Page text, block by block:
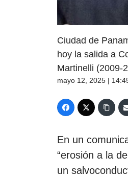
Ciudad de
hoy la salida a
Martinelli (2009-
mayo 12, 2025 |
En un
“erosión a la
un